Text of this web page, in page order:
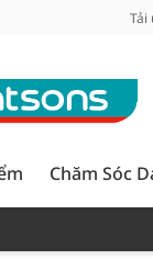
Tải
Chăm Sóc